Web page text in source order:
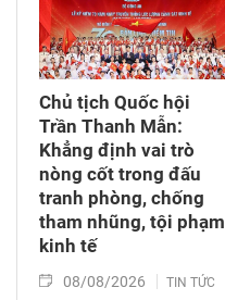
Chủ tịch Quốc hội
Trần Thanh Mẫn:
Khẳng định vai trò
nòng cốt trong đấu
tranh phòng, chống
tham nhũng, tội phạm
kinh tế
08/08/2026 TIN TỨC